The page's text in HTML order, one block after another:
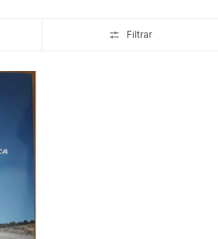
Filtrar